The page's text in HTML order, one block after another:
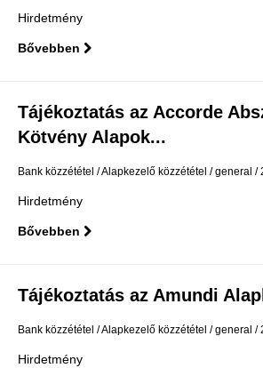
Hirdetmény
Bővebben
Tájékoztatás az Accorde
Kötvény Alapok...
Bank közzététel Alapkezelő közzététel general
Hirdetmény
Bővebben
Tájékoztatás az Amundi
Bank közzététel Alapkezelő közzététel general
Hirdetmény